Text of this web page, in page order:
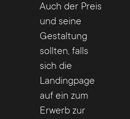
Auch der Preis
und seine
Gestaltung
sollten, falls
sich die
Landingpage
auf ein zum
Erwerb zur